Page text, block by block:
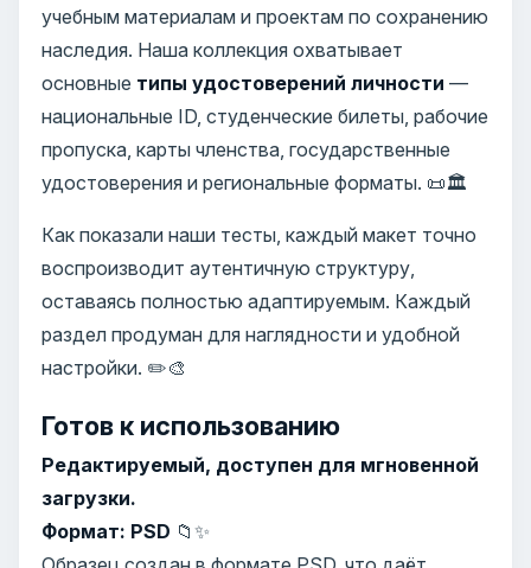
учебным материалам и проектам по сохранению
наследия. Наша коллекция охватывает
основные типы удостоверений личности —
национальные ID, студенческие билеты, рабочие
пропуска, карты членства, государственные
удостоверения и региональные форматы. 📜🏛️
Как показали наши тесты, каждый макет точно
воспроизводит аутентичную структуру,
оставаясь полностью адаптируемым. Каждый
раздел продуман для наглядности и удобной
настройки. ✏️🎨
Готов к использованию
Редактируемый, доступен для мгновенной
загрузки.
Формат: PSD 📁✨